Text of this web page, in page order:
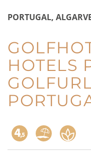
PORTUGAL,
HOTELS